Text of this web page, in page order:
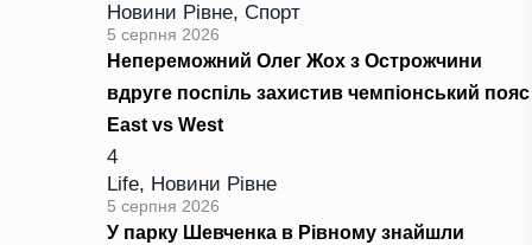
Новини Рівне, Спорт
5 серпня 2026
Непереможний Олег Жох з Острожчини
вдруге поспіль захистив чемпіонський пояс
East vs West
4
Life, Новини Рівне
5 серпня 2026
У парку Шевченка в Рівному знайшли